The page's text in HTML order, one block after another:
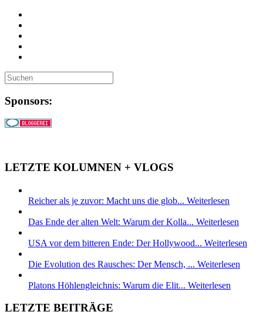
Sponsors:
LETZTE KOLUMNEN + VLOGS
Reicher als je zuvor: Macht uns die glob... Weiterlesen
Das Ende der alten Welt: Warum der Kolla... Weiterlesen
USA vor dem bitteren Ende: Der Hollywood... Weiterlesen
Die Evolution des Rausches: Der Mensch, ... Weiterlesen
Platons Höhlengleichnis: Warum die Elit... Weiterlesen
LETZTE BEITRÄGE